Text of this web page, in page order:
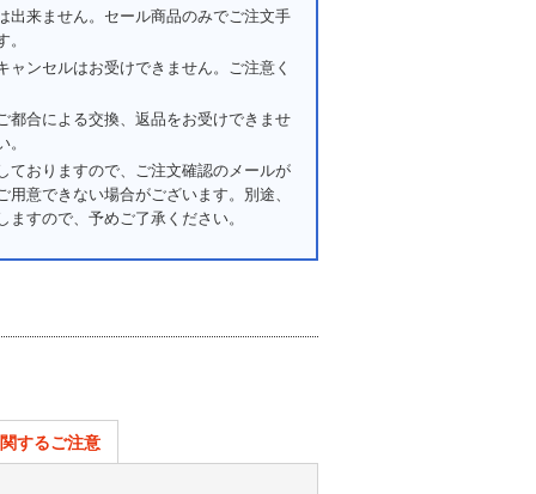
出来ません。セール商品のみでご注文手
ャンセルはお受けできません。ご注意く
都合による交換、返品をお受けできませ
ておりますので、ご注文確認のメールが
用意できない場合がございます。別途、
ますので、予めご了承ください。
するご注意